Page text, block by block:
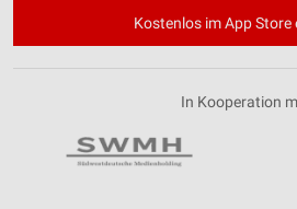
Kostenlos im App Store
In Kooperation